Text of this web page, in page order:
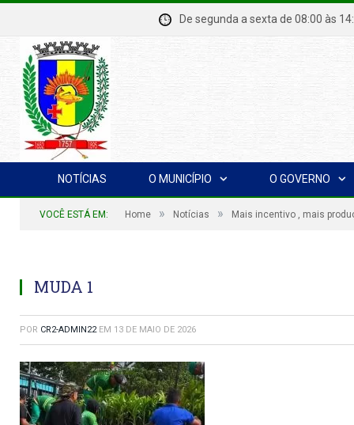
De segunda a sexta de 08:00
NOTÍCIAS O MUNICÍPIO O GOVERNO
VOCÊ ESTÁ EM: Home » Notícias » Mais incentivo , mais
MUDA 1
POR CR2-ADMIN22 EM 13 DE MAIO DE 2026